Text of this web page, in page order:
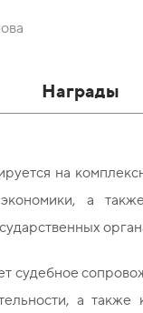
Награды
на
а
судебное
а